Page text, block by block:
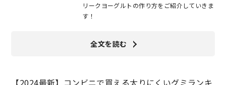
リークヨーグルトの作り方をご紹介していきま
す！
全文を読む
【2024最新】コンビニで買える太りにくいグミランキ